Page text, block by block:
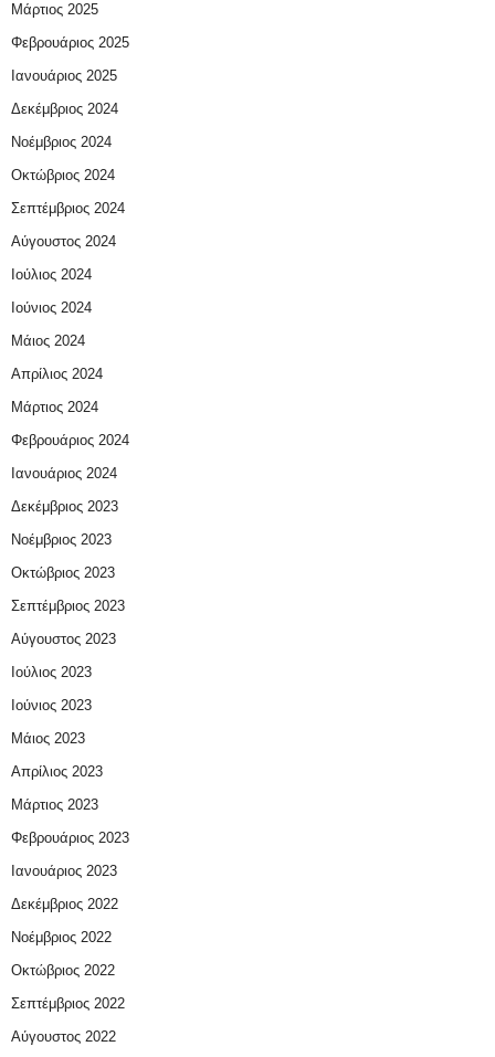
Μάρτιος 2025
Φεβρουάριος 2025
Ιανουάριος 2025
Δεκέμβριος 2024
Νοέμβριος 2024
Οκτώβριος 2024
Σεπτέμβριος 2024
Αύγουστος 2024
Ιούλιος 2024
Ιούνιος 2024
Μάιος 2024
Απρίλιος 2024
Μάρτιος 2024
Φεβρουάριος 2024
Ιανουάριος 2024
Δεκέμβριος 2023
Νοέμβριος 2023
Οκτώβριος 2023
Σεπτέμβριος 2023
Αύγουστος 2023
Ιούλιος 2023
Ιούνιος 2023
Μάιος 2023
Απρίλιος 2023
Μάρτιος 2023
Φεβρουάριος 2023
Ιανουάριος 2023
Δεκέμβριος 2022
Νοέμβριος 2022
Οκτώβριος 2022
Σεπτέμβριος 2022
Αύγουστος 2022